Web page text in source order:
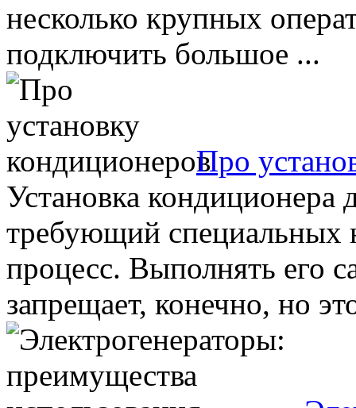
несколько крупных
подключить большое ...
Про
Установка кондиционера
требующий специальных
процесс. Выполнять его
запрещает, конечно, но